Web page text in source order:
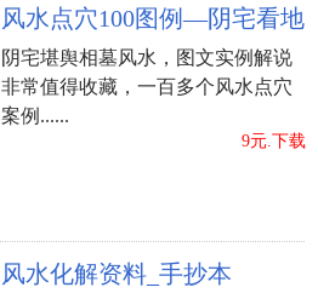
风水点穴100图例—阴宅看地
阴宅堪舆相墓风水，图文实例解说
非常值得收藏，一百多个风水点穴
案例......
9元.下载
风水化解资料_手抄本